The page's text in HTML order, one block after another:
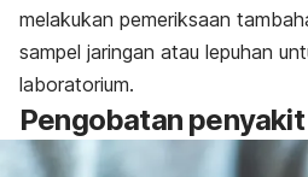
melakukan pemeriksaan
sampel jaringan atau lepuhan
laboratorium.
Pengobatan